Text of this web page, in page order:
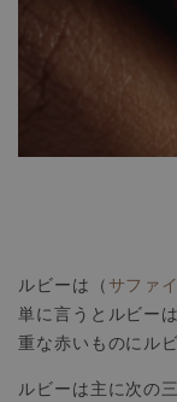
ルビーは（ サファ
単に言うとルビー
重な赤いものにル
ルビーは主に次の